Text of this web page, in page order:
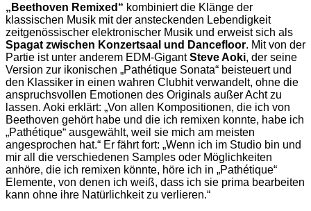
„Beethoven Remixed“ kombiniert die Klänge der
klassischen Musik mit der ansteckenden Lebendigkeit
zeitgenössischer elektronischer Musik und erweist sich als
Spagat zwischen Konzertsaal und Dancefloor. Mit von der
Partie ist unter anderem EDM-GigantSteve Aoki, der seine
Version zur ikonischen „Pathétique Sonata“ beisteuert und
den Klassiker in einen wahren Clubhit verwandelt, ohne die
anspruchsvollen Emotionen des Originals außer Acht zu
lassen. Aoki erklärt: „Von allen Kompositionen, die ich von
Beethoven gehört habe und die ich remixen konnte, habe ich
„Pathétique“ ausgewählt, weil sie mich am meisten
angesprochen hat.“ Er fährt fort: „Wenn ich im Studio bin und
mir all die verschiedenen Samples oder Möglichkeiten
anhöre, die ich remixen könnte, höre ich in „Pathétique“
Elemente, von denen ich weiß, dass ich sie prima bearbeiten
kann ohne ihre Natürlichkeit zu verlieren.“